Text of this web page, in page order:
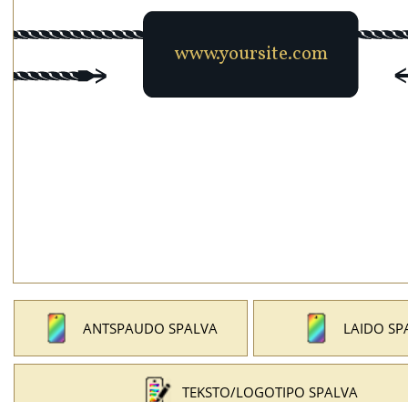
ANTSPAUDO SPALVA LAIDO
TEKSTO/LOGOTIPO SPALVA